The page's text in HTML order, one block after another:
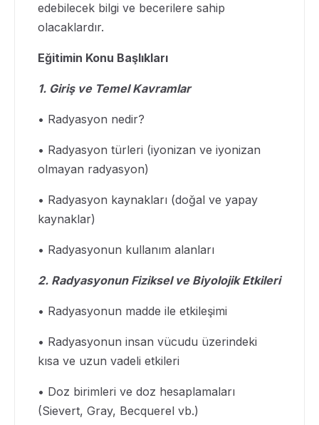
edebilecek bilgi ve becerilere sahip
olacaklardır.
Eğitimin Konu Başlıkları
1. Giriş ve Temel Kavramlar
• Radyasyon nedir?
• Radyasyon türleri (iyonizan ve iyonizan
olmayan radyasyon)
• Radyasyon kaynakları (doğal ve yapay
kaynaklar)
• Radyasyonun kullanım alanları
2. Radyasyonun Fiziksel ve Biyolojik Etkileri
• Radyasyonun madde ile etkileşimi
• Radyasyonun insan vücudu üzerindeki
kısa ve uzun vadeli etkileri
• Doz birimleri ve doz hesaplamaları
(Sievert, Gray, Becquerel vb.)